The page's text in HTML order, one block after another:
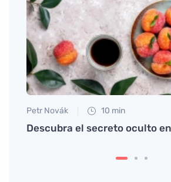
Petr Novák 10 min
Descubra el secreto oculto